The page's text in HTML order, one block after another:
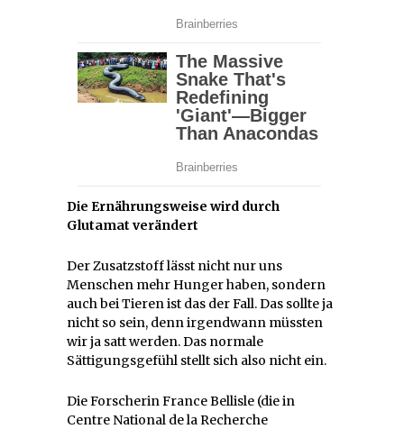
Die Ernährungsweise wird durch
Glutamat verändert
Der Zusatzstoff lässt nicht nur uns
Menschen mehr Hunger haben, sondern
auch bei Tieren ist das der Fall. Das sollte ja
nicht so sein, denn irgendwann müssten
wir ja satt werden. Das normale
Sättigungsgefühl stellt sich also nicht ein.
Die Forscherin France Bellisle (die in
Centre National de la Recherche